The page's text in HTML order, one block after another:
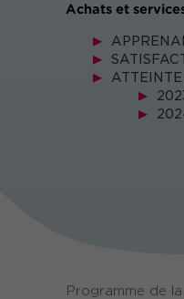
Achats et
ATTEINTE
Programme de